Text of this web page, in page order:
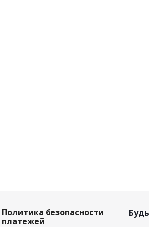
Политика безопасности
платежей